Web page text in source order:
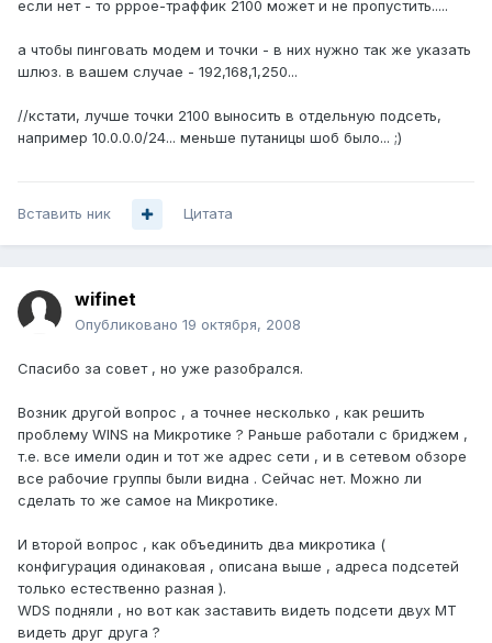
если нет - то рррое-траффик 2100 может и не пропустить.....
а чтобы пинговать модем и точки - в них нужно так же указать
шлюз. в вашем случае - 192,168,1,250...
//кстати, лучше точки 2100 выносить в отдельную подсеть,
например 10.0.0.0/24... меньше путаницы шоб было... ;)
Вставить ник Цитата
wifinet
Опубликовано 19 октября, 2008
Спасибо за совет , но уже разобрался.
Возник другой вопрос , а точнее несколько , как решить
проблему WINS на Микротике ? Раньше работали с бриджем ,
т.е. все имели один и тот же адрес сети , и в сетевом обзоре
все рабочие группы были видна . Сейчас нет. Можно ли
сделать то же самое на Микротике.
И второй вопрос , как объединить два микротика (
конфигурация одинаковая , описана выше , адреса подсетей
только естественно разная ).
WDS подняли , но вот как заставить видеть подсети двух МТ
видеть друг друга ?